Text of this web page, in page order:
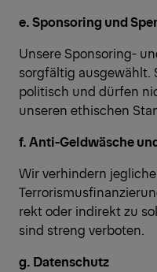
e. Sponsoring und
Unsere Sponsoring-
sorgfältig ausgewählt.
politisch und dürfen
unseren ethischen
f. Anti-Geldwäsche
Wir verhindern
rekt oder indirekt zu
sind streng verboten.
g. Datenschutz